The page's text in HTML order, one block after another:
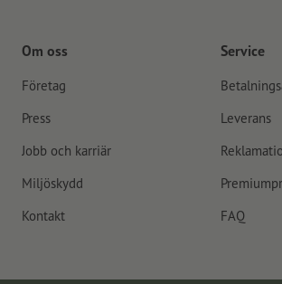
Om oss
Företag
Press
Jobb och karriär
Miljöskydd
Kontakt
Service
Leverans
FAQ